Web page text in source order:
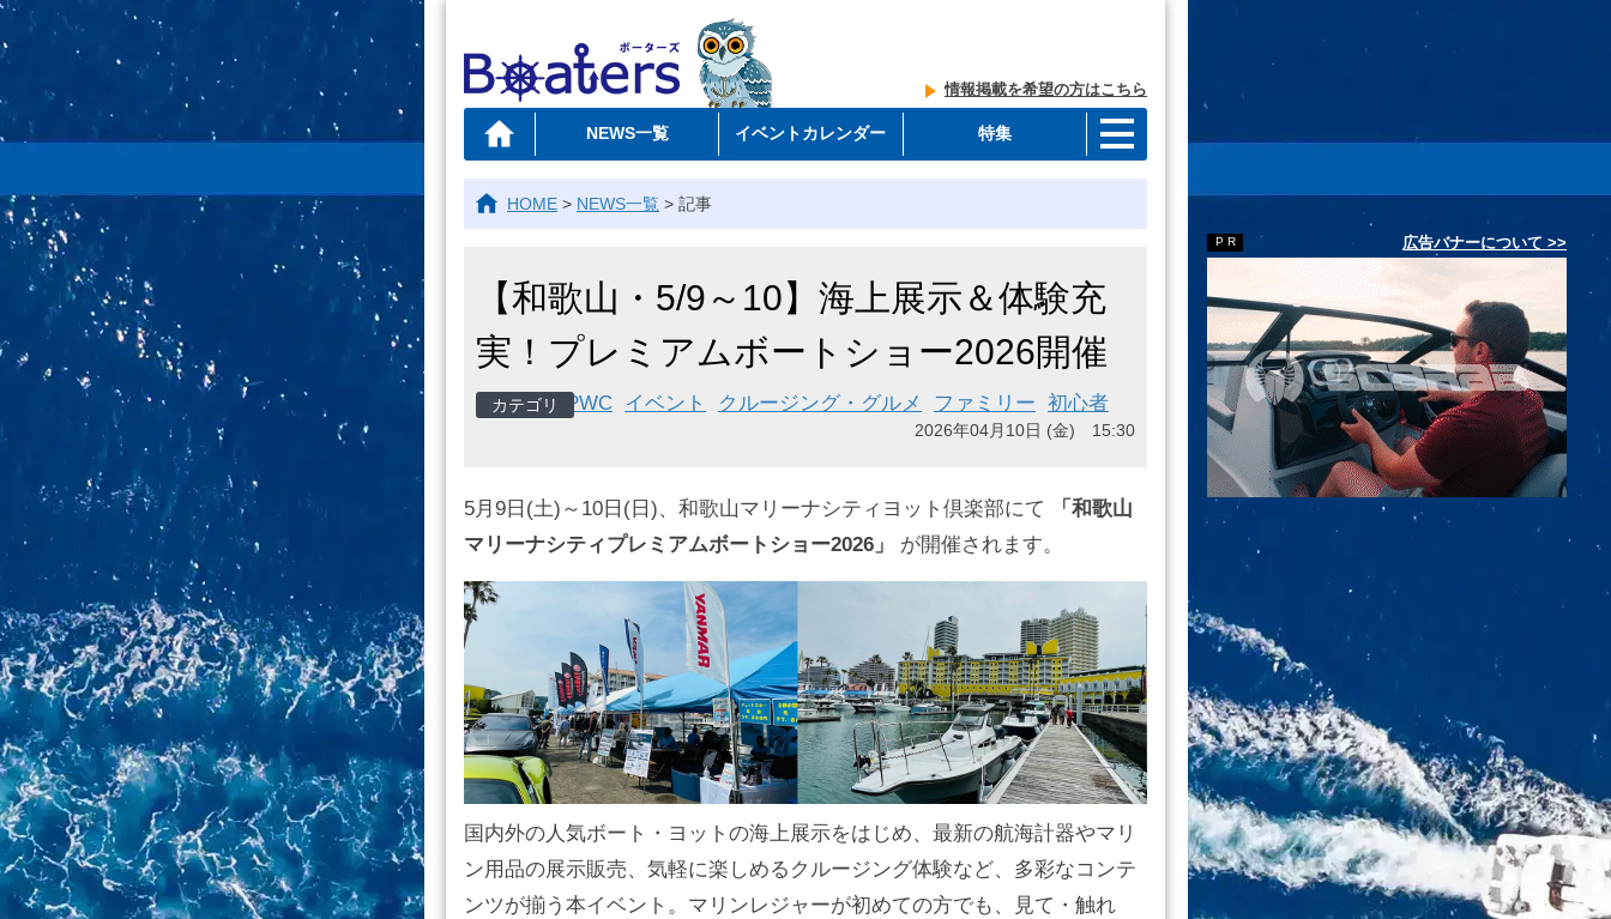
情報掲載を希望の方はこちら
NEWS一覧 イベントカレンダー 特集
広告バナーについて >>
HOME > NEWS一覧 > 記事
【和歌山・5/9～10】海上展示＆体験充
実！プレミアムボートショー2026開催
PWC イベント クルージング・グルメ ファミリー 初心者
2026年04月10日 (金) 15:30
5月9日(土)～10日(日)、和歌山マリーナシティヨット倶楽部にて
「和歌山
マリーナシティプレミアムボートショー2026」
が開催されます。
国内外の人気ボート・ヨットの海上展示をはじめ、最新の航海計器やマリ
ン用品の展示販売、気軽に楽しめるクルージング体験など、多彩なコンテ
ンツが揃う本イベント。マリンレジャーが初めての方でも、見て・触れ